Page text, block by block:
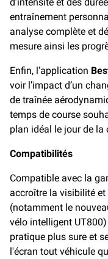
entraînement
analyse complète et
mesure ainsi les
Enfin, l’application
voir l’impact d’un
de traînée
temps de course
plan idéal le jour de la
Compatibilités
Compatible avec la
accroître la visibilité
(notamment le
vélo intelligent
pratique plus sure et
l'écran tout véhicule